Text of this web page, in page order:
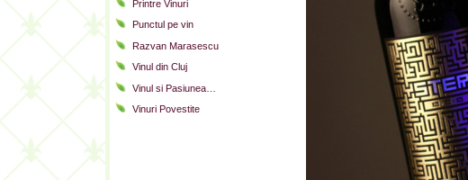
Printre Vinuri
Punctul pe vin
Razvan Marasescu
Vinul din Cluj
Vinul si Pasiunea…
Vinuri Povestite